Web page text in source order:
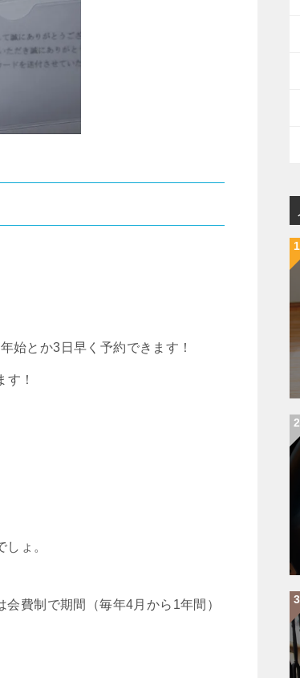
始とか3日早く予約できます！
！
ょ。
費制で期間（毎年4月から1年間）